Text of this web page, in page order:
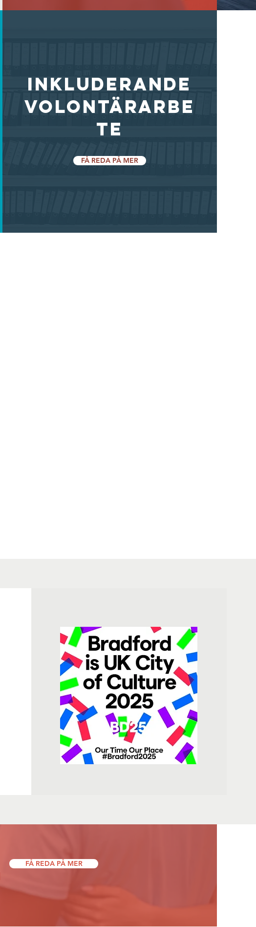
Inkluderande
volontärarbe
te
FÅ REDA PÅ MER
FÅ REDA PÅ MER